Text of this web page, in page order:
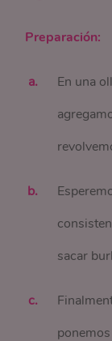
Preparación:
En una
sacar